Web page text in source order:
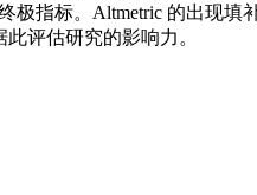
指标。Altmetric 的出现填
评估研究的影响力。